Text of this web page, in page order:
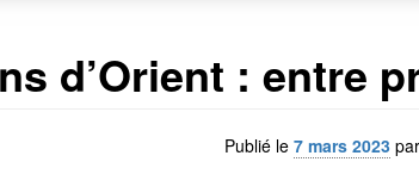
d’Orient : entre
Publié le 7 mars 2023par